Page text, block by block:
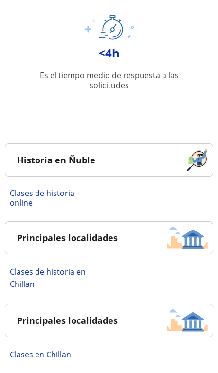
<4h
Es el tiempo medio de respuesta a las
solicitudes
Historia en Ñuble
Clases de historia
online
Principales localidades
Clases de historia en
Chillan
Principales localidades
Clases en Chillan